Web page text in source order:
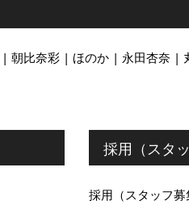
朝比奈彩 | ほのか | 永田杏奈 |
採用（スタ
採用（スタッフ募